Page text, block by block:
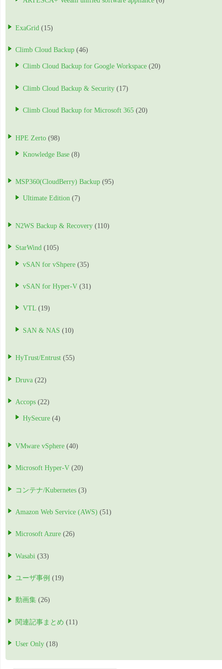
ExaGrid (15)
Climb Cloud Backup (46)
Climb Cloud Backup for Google Workspace (20)
Climb Cloud Backup & Security (17)
Climb Cloud Backup for Microsoft 365 (20)
HPE Zerto (98)
Knowledge Base (8)
MSP360(CloudBerry) Backup (95)
Ultimate Edition (7)
N2WS Backup & Recovery (110)
StarWind (105)
vSAN for vShpere (35)
vSAN for Hyper-V (31)
VTL (19)
SAN & NAS (10)
HyTrust/Entrust (55)
Druva (22)
Accops (22)
HySecure (4)
VMware vSphere (40)
Microsoft Hyper-V (20)
コンテナ/Kubernetes (3)
Amazon Web Service (AWS) (51)
Microsoft Azure (26)
Wasabi (33)
ユーザ事例 (19)
動画集 (26)
関連記事まとめ (11)
User Only (18)